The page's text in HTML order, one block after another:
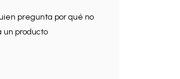
pregunta por qué no
un producto